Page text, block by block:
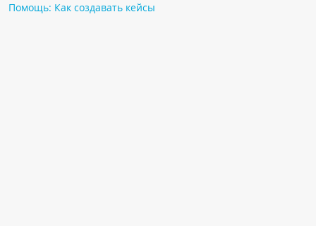
Помощь: Как создавать кейсы